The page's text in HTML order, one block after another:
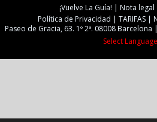
¡Vuelve La Guía!
Nota legal
Política de Privacidad
TARIFAS
Paseo de Gracia, 63. 1º 2ª. 08008 Barcelona |
Select Language